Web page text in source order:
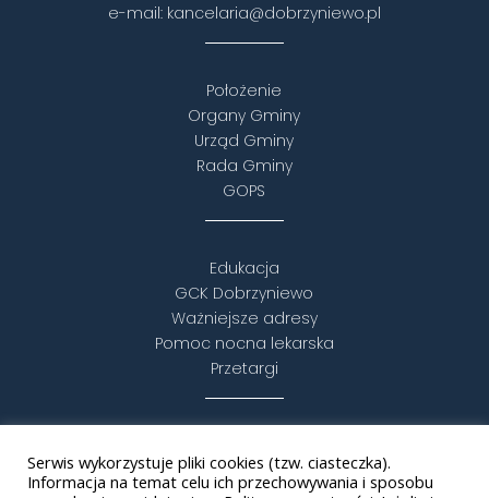
e-mail: kancelaria@dobrzyniewo.pl
Położenie
Organy Gminy
Urząd Gminy
Rada Gminy
GOPS
Edukacja
GCK Dobrzyniewo
Ważniejsze adresy
Pomoc nocna lekarska
Przetargi
Puszcza Knyszyńska
Serwis wykorzystuje pliki cookies (tzw. ciasteczka).
Informacja na temat celu ich przechowywania i sposobu